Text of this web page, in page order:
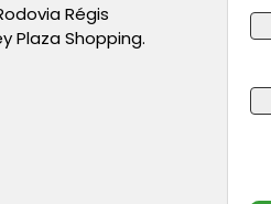
Régis
Plaza Shopping.